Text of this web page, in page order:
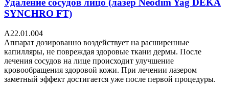
Удаление сосудов лицо (лазер Neodim Yag DEKA
SYNCHRO FT)
A22.01.004
Аппарат дозированно воздействует на расширенные
капилляры, не повреждая здоровые ткани дермы. После
лечения сосудов на лице происходит улучшение
кровообращения здоровой кожи. При лечении лазером
заметный эффект достигается уже после первой процедуры.